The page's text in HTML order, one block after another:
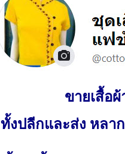
ขายเสื้อผ้
ทั้งปลีกและส่ง หลา